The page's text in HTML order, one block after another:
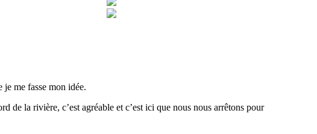
je me fasse mon idée.
de la rivière, c’est agréable et c’est ici que nous nous arrêtons pour